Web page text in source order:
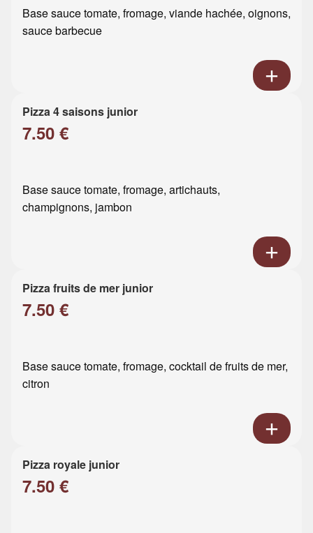
Base sauce tomate, fromage, viande hachée, oignons,
sauce barbecue
Pizza 4 saisons junior
7.50 €
Base sauce tomate, fromage, artichauts,
champignons, jambon
Pizza fruits de mer junior
7.50 €
Base sauce tomate, fromage, cocktail de fruits de mer,
citron
Pizza royale junior
7.50 €